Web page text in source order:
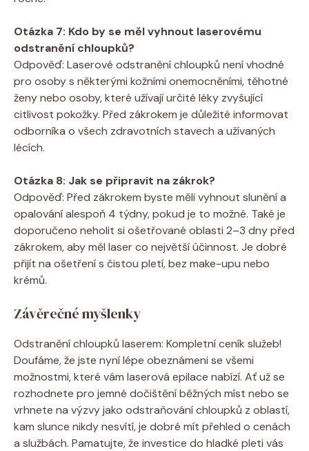
Otázka 7: Kdo by se měl vyhnout laserovému
odstranění chloupků?
Odpověď: Laserové odstranění chloupků není vhodné
pro osoby s některými kožními onemocněními, těhotné
ženy nebo osoby, které užívají určité léky zvyšující
citlivost pokožky. Před zákrokem je důležité informovat
odborníka o všech zdravotních stavech a užívaných
lécích.
Otázka 8: Jak se připravit na zákrok?
Odpověď: Před zákrokem byste měli vyhnout slunění a
opalování alespoň 4 týdny, pokud je to možné. Také je
doporučeno neholit si ošetřované oblasti 2–3 dny před
zákrokem, aby měl laser co největší účinnost. Je dobré
přijít na ošetření s čistou pletí, bez make-upu nebo
krémů.
Závěrečné myšlenky
Odstranění chloupků laserem: Kompletní ceník služeb!
Doufáme, že jste nyní lépe obeznámeni se všemi
možnostmi, které vám laserová epilace nabízí. Ať už se
rozhodnete pro jemné dočištění běžných míst nebo se
vrhnete na výzvy jako odstraňování chloupků z oblastí,
kam slunce nikdy nesvítí, je dobré mít přehled o cenách
a službách. Pamatujte, že investice do hladké pleti vás